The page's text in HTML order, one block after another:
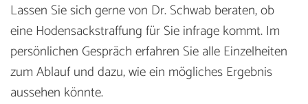
Lassen Sie sich gerne von Dr. Schwab beraten, ob
eine Hodensackstraffung für Sie infrage kommt. Im
persönlichen Gespräch erfahren Sie alle Einzelheiten
zum Ablauf und dazu, wie ein mögliches Ergebnis
aussehen könnte.